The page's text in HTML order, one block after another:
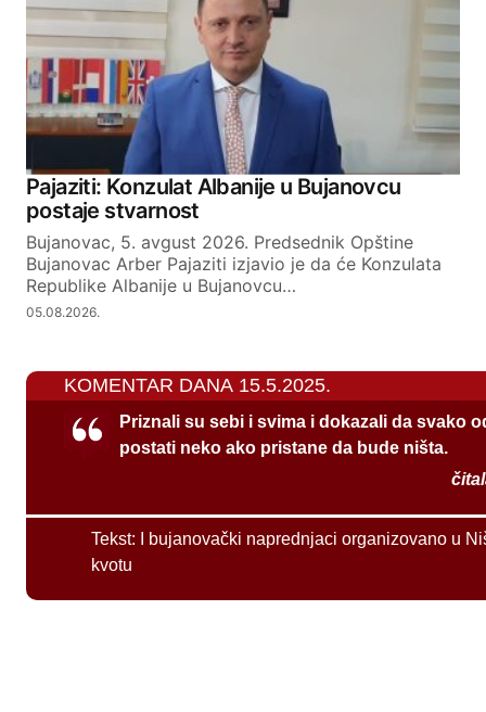
Pajaziti: Konzulat Albanije u Bujanovcu
postaje stvarnost
Bujanovac, 5. avgust 2026. Predsednik Opštine
Bujanovac Arber Pajaziti izjavio je da će Konzulata
Republike Albanije u Bujanovcu…
05.08.2026.
KOMENTAR DANA 15.5.2025.
Priznali su sebi i svima i dokazali da svako
postati neko ako pristane da bude ništa.
Tekst:
I bujanovački naprednjaci organizovano u
kvotu